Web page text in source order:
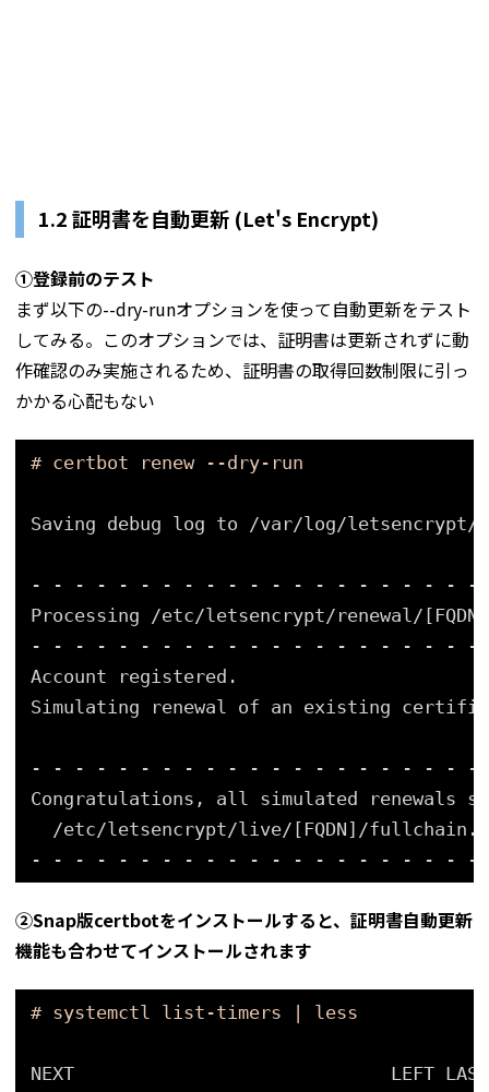
1.2 証明書を自動更新 (Let's Encrypt)
①登録前のテスト
まず以下の--dry-runオプションを使って自動更新をテスト
してみる。このオプションでは、証明書は更新されずに動
作確認のみ実施されるため、証明書の取得回数制限に引っ
かかる心配もない
# certbot renew --dry-run
Saving debug log to /var/log/letsencrypt/
- - - - - - - - - - - - - - - - - - - -
Processing /etc/letsencrypt/renewal/
- - - - - - - - - - - - - - - - - - - -
Account registered.
Simulating renewal of an existing
- - - - - - - - - - - - - - - - - - - -
Congratulations, all simulated renewals
/etc/letsencrypt/live/ [FQDN] /fullchain
- - - - - - - - - - - - - - - - - - - -
②Snap版certbotをインストールすると、証明書自動更新
機能も合わせてインストールされます
# systemctl list-timers | less
NEXT                             LEFT